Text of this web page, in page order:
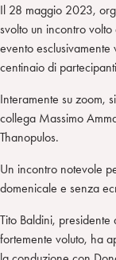
Il 28 maggio 2023,
svolto un incontro volto
evento
centinaio di
Interamente su zoom,
collega Massimo
Thanopulos.
Un incontro notevole
domenicale e senza
Tito Baldini, presidente
fortemente voluto, ha